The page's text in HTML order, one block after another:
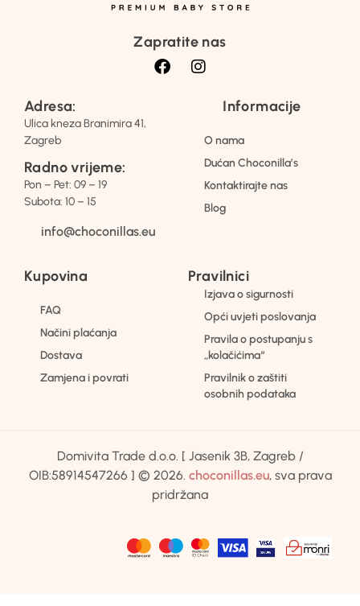
Zapratite nas
Adresa:
Ulica kneza Branimira 41,
Zagreb
Radno vrijeme:
Pon – Pet: 09 – 19
Subota: 10 – 15
info@choconillas.eu
Informacije
O nama
Dućan Choconilla’s
Kontaktirajte nas
Blog
Kupovina
FAQ
Načini plaćanja
Dostava
Zamjena i povrati
Pravilnici
Izjava o sigurnosti
Opći uvjeti poslovanja
Pravila o postupanju s
„kolačićima“
Pravilnik o zaštiti
osobnih podataka
Domivita Trade d.o.o. [ Jasenik 3B, Zagreb /
OIB:58914547266 ] © 2026. choconillas.eu, sva prava
pridržana